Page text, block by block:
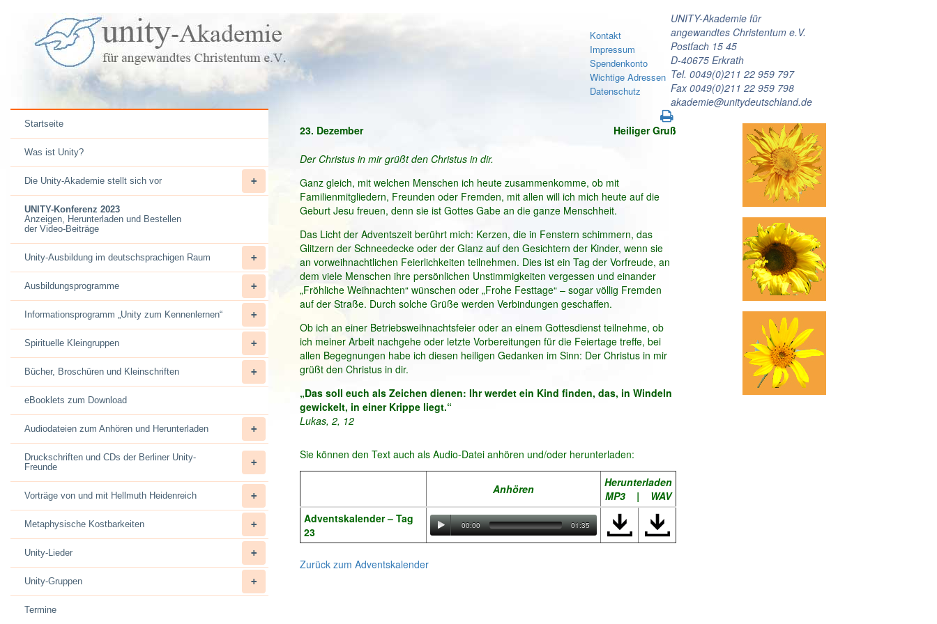
UNITY-Akademie für
angewandtes Christentum e.V.
Postfach 15 45
D-40675 Erkrath
Tel. 0049(0)211 22 959 797
Fax 0049(0)211 22 959 798
akademie@unitydeutschland.de
Kontakt
Impressum
Spendenkonto
Wichtige Adressen
Datenschutz
Startseite
Was ist Unity?
Die Unity-Akademie stellt sich vor
UNITY-Konferenz 2023
Anzeigen, Herunterladen und Bestellen
der Video-Beiträge
Unity-Ausbildung im deutschsprachigen Raum
Ausbildungsprogramme
Informationsprogramm „Unity zum Kennenlernen“
Spirituelle Kleingruppen
Bücher, Broschüren und Kleinschriften
eBooklets zum Download
Audiodateien zum Anhören und Herunterladen
Druckschriften und CDs der Berliner Unity-
Freunde
Vorträge von und mit Hellmuth Heidenreich
Metaphysische Kostbarkeiten
Unity-Lieder
Unity-Gruppen
Termine
23. Dezember Heiliger Gruß
Der Christus in mir grüßt den Christus in dir.
Ganz gleich, mit welchen Menschen ich heute zusammenkomme, ob mit
Familienmitgliedern, Freunden oder Fremden, mit allen will ich mich heute auf die
Geburt Jesu freuen, denn sie ist Gottes Gabe an die ganze Menschheit.
Das Licht der Adventszeit berührt mich: Kerzen, die in Fenstern schimmern, das
Glitzern der Schneedecke oder der Glanz auf den Gesichtern der Kinder, wenn sie
an vorweihnachtlichen Feierlichkeiten teilnehmen. Dies ist ein Tag der Vorfreude, an
dem viele Menschen ihre persönlichen Unstimmigkeiten vergessen und einander
„Fröhliche Weihnachten“ wünschen oder „Frohe Festtage“ – sogar völlig Fremden
auf der Straße. Durch solche Grüße werden Verbindungen geschaffen.
Ob ich an einer Betriebsweihnachtsfeier oder an einem Gottesdienst teilnehme, ob
ich meiner Arbeit nachgehe oder letzte Vorbereitungen für die Feiertage treffe, bei
allen Begegnungen habe ich diesen heiligen Gedanken im Sinn: Der Christus in mir
grüßt den Christus in dir.
„Das soll euch als Zeichen dienen: Ihr werdet ein Kind finden, das, in Windeln
gewickelt, in einer Krippe liegt.“
Lukas, 2, 12
Sie können den Text auch als Audio-Datei anhören und/oder herunterladen:
Anhören
Herunterladen
MP3 | WAV
Adventskalender – Tag
23
00:00 01:35
Zurück zum Adventskalender